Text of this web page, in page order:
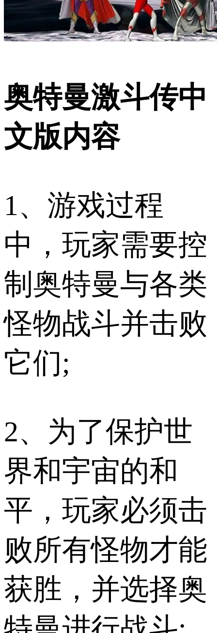
奥特曼激斗传中
文版内容
1、游戏过程
中，玩家需要控
制奥特曼与各类
怪物战斗并击败
它们;
2、为了保护世
界和宇宙的和
平，玩家必须击
败所有怪物才能
获胜，并选择奥